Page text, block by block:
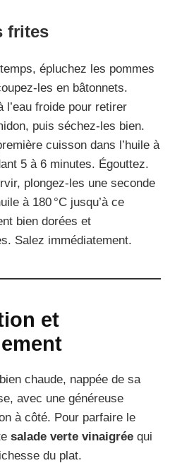
frites
épluchez les pommes
les en bâtonnets.
l’eau froide pour retirer
puis séchez-les bien.
cuisson dans l’huile à
5 à 6 minutes. Égouttez.
plongez-les une seconde
à 180 °C jusqu’à ce
bien dorées et
Salez immédiatement.
et
chaude, nappée de sa
avec une généreuse
à côté. Pour parfaire le
salade verte vinaigrée qui
du plat.